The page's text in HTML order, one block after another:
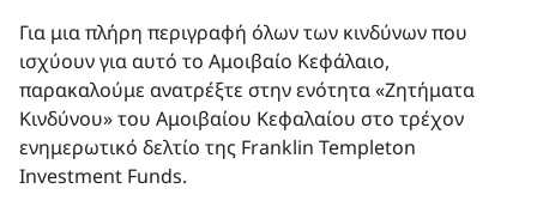
Για μια πλήρη περιγραφή όλων των κινδύνων που
ισχύουν για αυτό το Αμοιβαίο Kεφάλαιo,
παρακαλούμε ανατρέξτε στην ενότητα «Ζητήματα
Κινδύνου» του Αμοιβαίου Κεφαλαίου στο τρέχον
ενημερωτικό δελτίο της Franklin Templeton
Investment Funds.